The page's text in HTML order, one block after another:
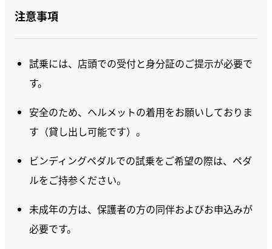
注意事項
試乗には、店頭での受付と身分証のご提示が必要で
す。
安全のため、ヘルメットの着用をお願いしておりま
す（貸し出し可能です）。
ビンディングペダルでの試乗をご希望の際は、ペダ
ルをご持参ください。
未成年の方は、保護者の方の同伴およびお申込みが
必要です。